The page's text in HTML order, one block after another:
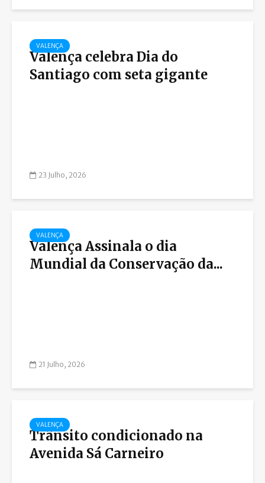
VALENÇA
Valença celebra Dia do
Santiago com seta gigante
23 Julho, 2026
VALENÇA
Valença Assinala o dia
Mundial da Conservação da...
21 Julho, 2026
VALENÇA
Trânsito condicionado na
Avenida Sá Carneiro